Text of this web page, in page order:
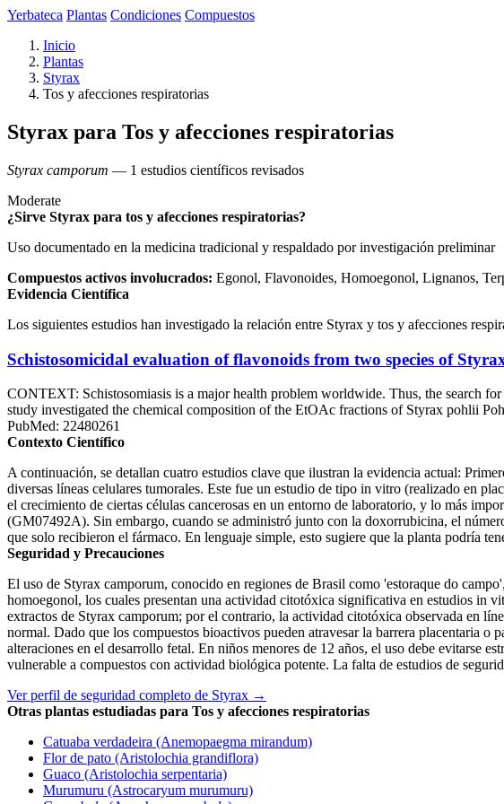
Yerbateca Plantas Condiciones Compuestos
Inicio
Plantas
Styrax
Tos y afecciones respiratorias
Styrax para Tos y afecciones respiratorias
Styrax camporum — 1 estudios científicos revisados
Moderate
¿Sirve Styrax para tos y afecciones respiratorias?
Uso documentado en la medicina tradicional y respaldado por investigación preliminar
Compuestos activos involucrados: Egonol, Flavonoides, Homoegonol, Lignanos,
Evidencia Científica
Los siguientes estudios han investigado la relación entre Styrax y tos y afecciones
Schistosomicidal evaluation of flavonoids from two species of
CONTEXT: Schistosomiasis is a major health problem worldwide. Thus, the search
study investigated the chemical composition of the EtOAc fractions of Styrax pohlii
PubMed: 22480261
Contexto Científico
A continuación, se detallan cuatro estudios clave que ilustran la evidencia actual:
diversas líneas celulares tumorales. Este fue un estudio de tipo in vitro (realizado en
el crecimiento de ciertas células cancerosas en un entorno de laboratorio, y lo más
(GM07492A). Sin embargo, cuando se administró junto con la doxorrubicina, el
que solo recibieron el fármaco. En lenguaje simple, esto sugiere que la planta podría
Seguridad y Precauciones
El uso de Styrax camporum, conocido en regiones de Brasil como 'estoraque do
homoegonol, los cuales presentan una actividad citotóxica significativa en estudios in
extractos de Styrax camporum; por el contrario, la actividad citotóxica observada en
normal. Dado que los compuestos bioactivos pueden atravesar la barrera placentaria o
alteraciones en el desarrollo fetal. En niños menores de 12 años, el uso debe evitarse
vulnerable a compuestos con actividad biológica potente. La falta de estudios de
Ver perfil de seguridad completo de Styrax →
Otras plantas estudiadas para Tos y afecciones respiratorias
Catuaba verdadeira (Anemopaegma mirandum)
Flor de pato (Aristolochia grandiflora)
Guaco (Aristolochia serpentaria)
Murumuru (Astrocaryum murumuru)